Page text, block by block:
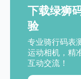
下载绿狮
验
专业骑行码表
运动相机，精
互动交流！